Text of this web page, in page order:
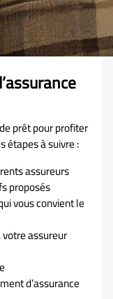
prêt pour profiter
étapes à suivre :
assureurs
proposés
vous convient le
assureur
d’assurance